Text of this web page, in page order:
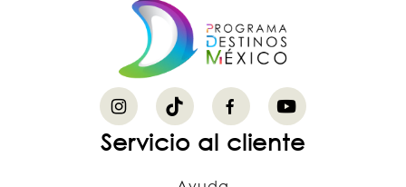
Servicio al cliente